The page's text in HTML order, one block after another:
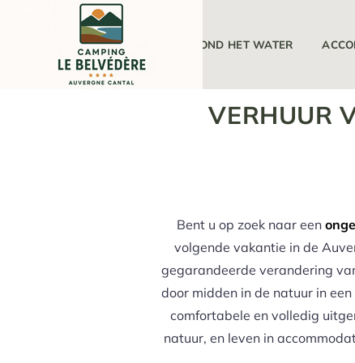
DE CAMPING ROND HET WATER
VERHUUR
Bent u op zoek naar een
volgende vakantie in de
gegarandeerde verandering
door midden in de natuur in
comfortabele en volledig
natuur, en leven in